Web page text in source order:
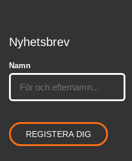
Nyhetsbrev
Namn